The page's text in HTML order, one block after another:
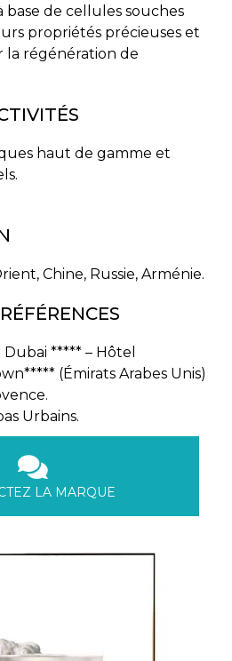
base de cellules souches
propriétés précieuses et
la régénération de
haut de gamme et
Chine, Russie, Arménie.
***** – Hôtel
(Émirats Arabes Unis)
Urbains.
LA MARQUE